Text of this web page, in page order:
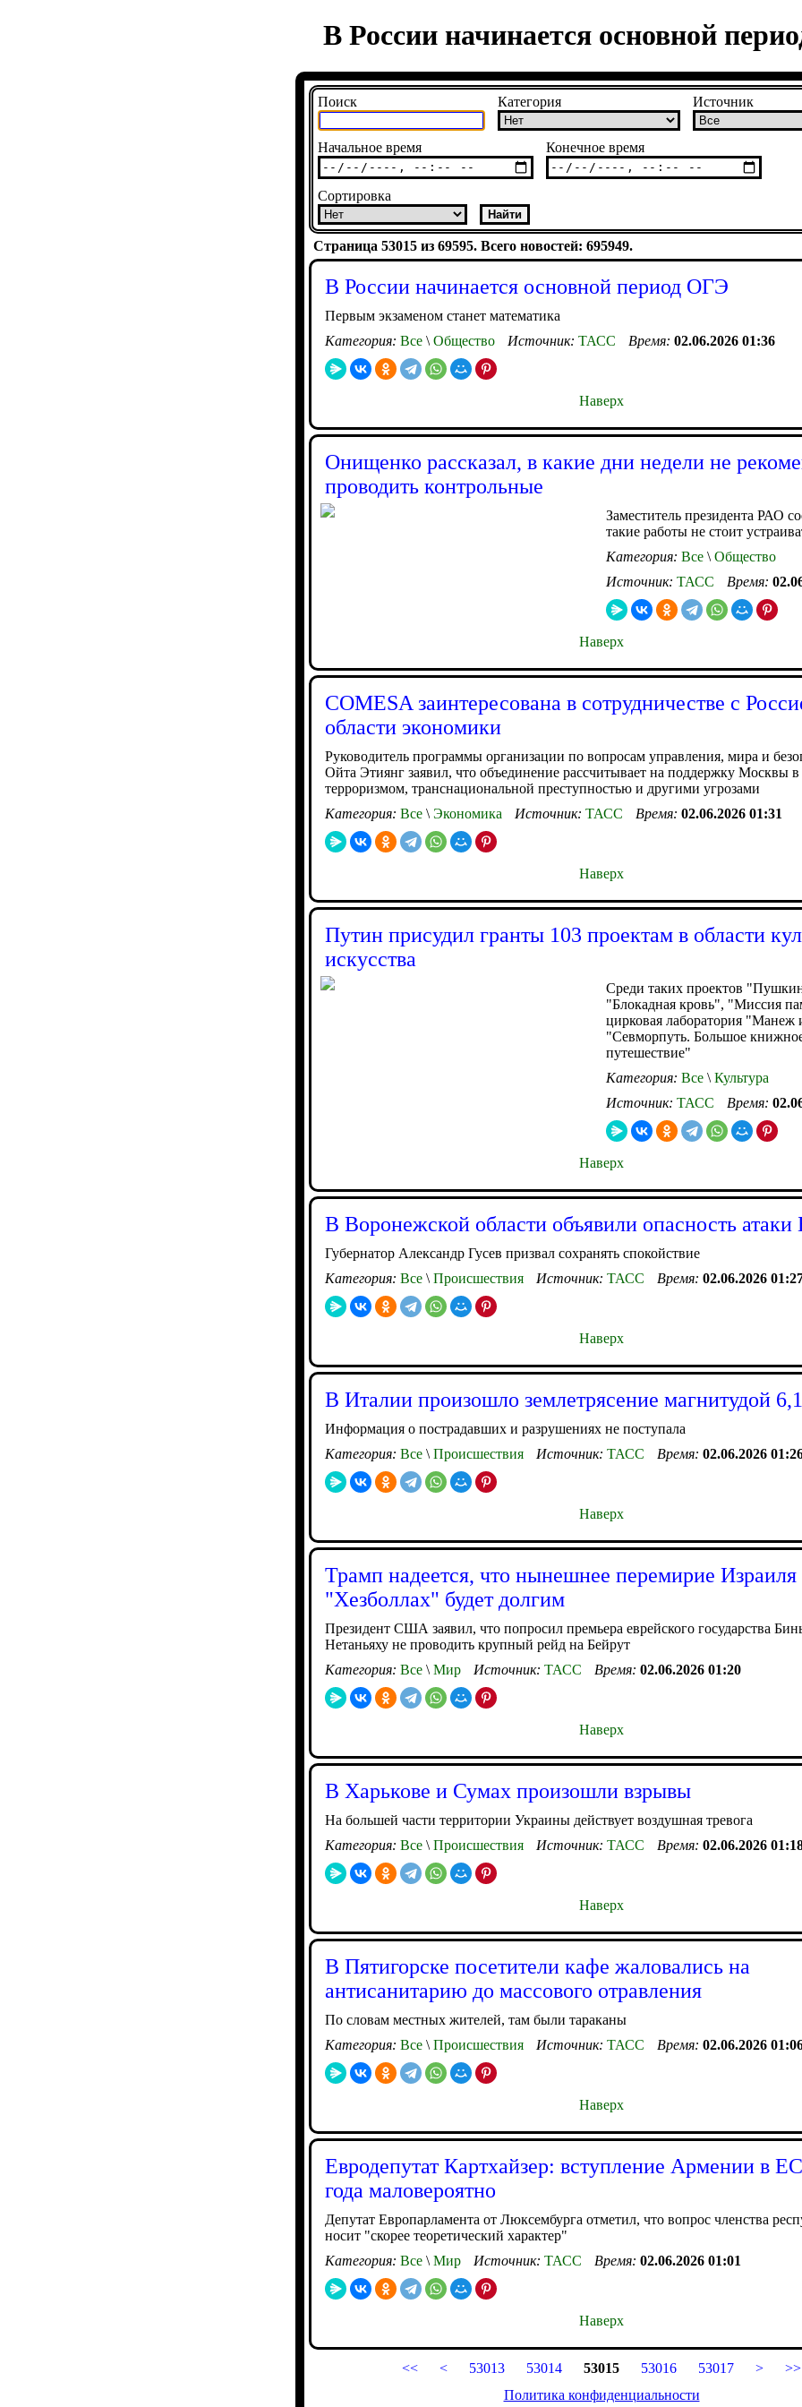
В России начинается основной
Поиск Категория Источник
Начальное время Конечное время
Сортировка
Страница 53015 из 69595. Всего новостей: 695949.
В России начинается основной период ОГЭ
Первым экзаменом станет математика
Категория: Все \ Общество Источник: ТАСС Время: 02.06.2026 01:36
Наверх
Онищенко рассказал, в какие дни недели не
проводить контрольные
Заместитель президента РАО
такие работы не стоит
Категория: Все \ Общество
Источник: ТАСС Время:
Наверх
COMESA заинтересована в сотрудничестве с
области экономики
Руководитель программы организации по вопросам управления, мира и
Ойта Этиянг заявил, что объединение рассчитывает на поддержку Москвы в
терроризмом, транснациональной преступностью и другими угрозами
Категория: Все \ Экономика Источник: ТАСС Время: 02.06.2026 01:31
Наверх
Путин присудил гранты 103 проектам в области
искусства
Среди таких проектов
"Блокадная кровь", "Миссия
цирковая лаборатория "Манеж
"Севморпуть. Большое
путешествие"
Категория: Все \ Культура
Источник: ТАСС Время:
Наверх
В Воронежской области объявили опасность
Губернатор Александр Гусев призвал сохранять спокойствие
Категория: Все \ Происшествия Источник: ТАСС Время: 02.06.2026
Наверх
В Италии произошло землетрясение магнитудой 6,1
Информация о пострадавших и разрушениях не поступала
Категория: Все \ Происшествия Источник: ТАСС Время: 02.06.2026
Наверх
Трамп надеется, что нынешнее перемирие Израиля
"Хезболлах" будет долгим
Президент США заявил, что попросил премьера еврейского государства
Нетаньяху не проводить крупный рейд на Бейрут
Категория: Все \ Мир Источник: ТАСС Время: 02.06.2026 01:20
Наверх
В Харькове и Сумах произошли взрывы
На большей части территории Украины действует воздушная тревога
Категория: Все \ Происшествия Источник: ТАСС Время: 02.06.2026
Наверх
В Пятигорске посетители кафе жаловались на
антисанитарию до массового отравления
По словам местных жителей, там были тараканы
Категория: Все \ Происшествия Источник: ТАСС Время: 02.06.2026
Наверх
Евродепутат Картхайзер: вступление Армении в
года маловероятно
Депутат Европарламента от Люксембурга отметил, что вопрос членства
носит "скорее теоретический характер"
Категория: Все \ Мир Источник: ТАСС Время: 02.06.2026 01:01
Наверх
<< < 53013 53014 53015 53016 53017 >
>>
Политика конфиденциальности